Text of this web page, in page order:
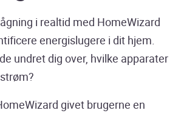
i realtid med HomeWizard
energislugere i dit hjem.
undret dig over, hvilke apparater
givet brugerne en